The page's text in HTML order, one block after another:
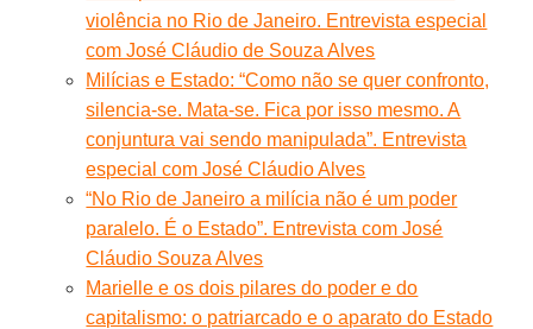
violência no Rio de Janeiro. Entrevista especial
com José Cláudio de Souza Alves
Milícias e Estado: “Como não se quer confronto,
silencia-se. Mata-se. Fica por isso mesmo. A
conjuntura vai sendo manipulada”. Entrevista
especial com José Cláudio Alves
“No Rio de Janeiro a milícia não é um poder
paralelo. É o Estado”. Entrevista com José
Cláudio Souza Alves
Marielle e os dois pilares do poder e do
capitalismo: o patriarcado e o aparato do Estado